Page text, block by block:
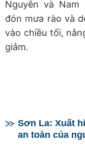
Nguyên và
đón mưa rào và
vào chiều tối,
giảm.
Sơn La: Xuất
an toàn của